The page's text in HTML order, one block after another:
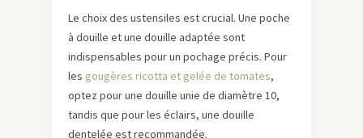
Le choix des ustensiles est crucial. Une poche
à douille et une douille adaptée sont
indispensables pour un pochage précis. Pour
les gougères ricotta et gelée de tomates,
optez pour une douille unie de diamètre 10,
tandis que pour les éclairs, une douille
dentelée est recommandée.